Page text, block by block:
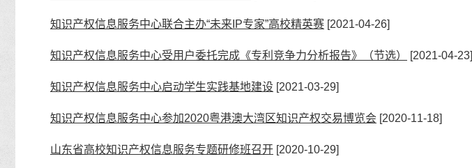
知识产权信息服务中心联合主办“未来IP专家”高校精英赛 [2021-04-26]
知识产权信息服务中心受用户委托完成《专利竞争力分析报告》（节选） [2021-04-23]
知识产权信息服务中心启动学生实践基地建设 [2021-03-29]
知识产权信息服务中心参加2020粤港澳大湾区知识产权交易博览会 [2020-11-18]
山东省高校知识产权信息服务专题研修班召开 [2020-10-29]